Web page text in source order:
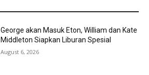
George akan Masuk Eton, William dan Kate
Middleton Siapkan Liburan Spesial
August 6, 2026